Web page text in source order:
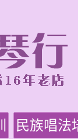
民族唱法